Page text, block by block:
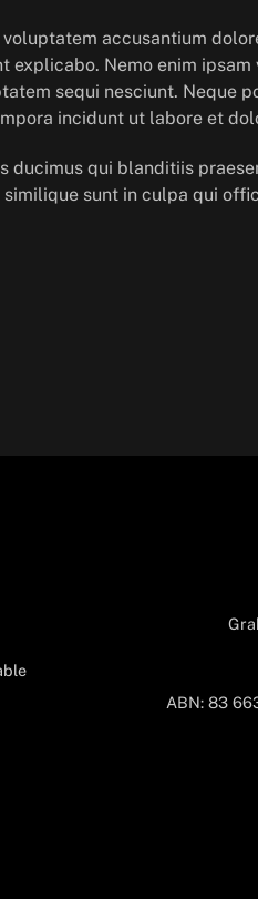
accusantium
Nemo enim
sequi nesciunt. Neque
incidunt ut labore et
ducimus qui blanditiis
sunt in culpa qui
ABN: 83